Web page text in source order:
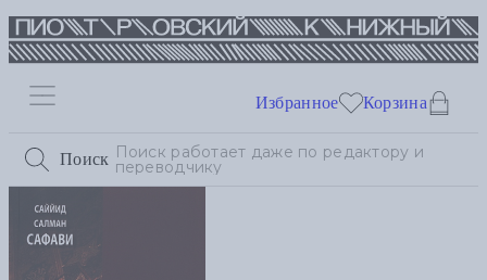
Поиск
Избранное Корзина